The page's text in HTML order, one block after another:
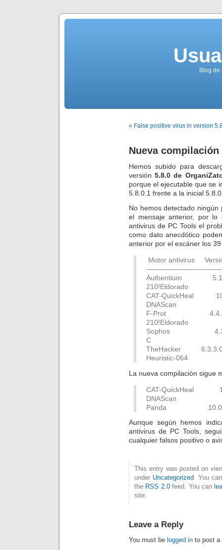
Blog de
« False positive virus in version
Nueva
Hemos subido para
versión5.8.0 de
porque el ejecutable que se
5.8.0.1 frente a la inicial
No hemos detectado
el mensaje anterior, por lo
antivirus de PC Tools el
como dato anecdótico
anterior por el escáner los
Motor antivirus
Authentium
210!Eldorado
CAT-QuickHeal
DNAScan
F-Prot 4.4.4.56
210!Eldorado
Sophos 4.39.0
C
TheHacker
Heuristic-064
La nueva compilación sigue
CAT-QuickHeal
DNAScan
Panda 10.0.0.10
Aunque según hemos
antivirus de PC Tools,
cualquier falsos positivo o
This entry was posted on
under Uncategorized. You
the RSS 2.0feed. You can
site.
Leave a Reply
You must be logged in to post a